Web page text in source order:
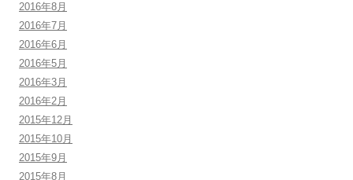
2016年8月
2016年7月
2016年6月
2016年5月
2016年3月
2016年2月
2015年12月
2015年10月
2015年9月
2015年8月